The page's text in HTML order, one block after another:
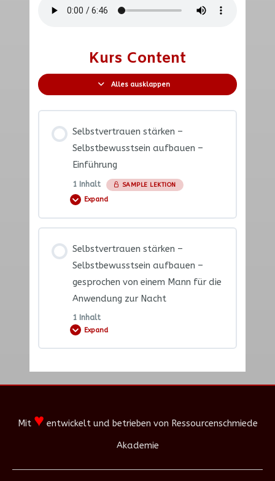
Kurs Content
Alles ausklappen
Selbstvertrauen stärken –
Selbstbewusstsein aufbauen –
Einführung
1 Inhalt SAMPLE LEKTION
Expand
0% COMPLETE 0/1 Steps
Selbstvertrauen stärken –
Selbstbewusstsein aufbauen –
Einführung und Anwenderhinweise
Selbstvertrauen stärken –
Selbstbewusstsein aufbauen –
gesprochen von einem Mann für die
Anwendung zur Nacht
1 Inhalt
Expand
Lektion Content
Selbstbewusstsein aufbauen –
Mit ♥ entwickelt und betrieben von Ressourcenschmiede
Akademie